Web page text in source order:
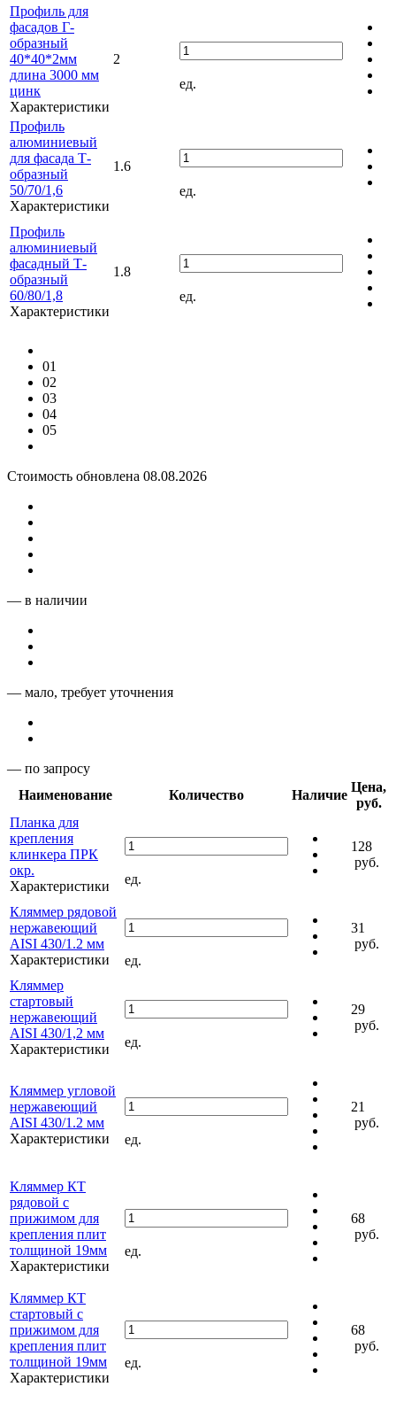
Профиль для
фасадов Г-
образный
40*40*2мм
длина 3000 мм
цинк
Характеристики
2
ед.
Профиль
алюминиевый
для фасада Т-
образный
50/70/1,6
Характеристики
1.6
ед.
Профиль
алюминиевый
фасадный Т-
образный
60/80/1,8
Характеристики
1.8
ед.
01
02
03
04
05
Стоимость обновлена 08.08.2026
— в наличии
— мало, требует уточнения
— по запросу
Наименование
Количество Наличие
Цена,
руб.
Планка для
крепления
клинкера ПРК
окр.
Характеристики
ед.
128
руб.
Кляммер рядовой
нержавеющий
AISI 430/1.2 мм
Характеристики
ед.
31
руб.
Кляммер
стартовый
нержавеющий
AISI 430/1,2 мм
Характеристики
ед.
29
руб.
Кляммер угловой
нержавеющий
AISI 430/1.2 мм
Характеристики
ед.
21
руб.
Кляммер КТ
рядовой с
прижимом для
крепления плит
толщиной 19мм
Характеристики
ед.
68
руб.
Кляммер КТ
стартовый с
прижимом для
крепления плит
толщиной 19мм
Характеристики
ед.
68
руб.